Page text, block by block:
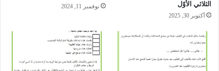
الثلاثي الأوّل‎
أكتوبر 30, 2025
نوفمبر 11, 2024